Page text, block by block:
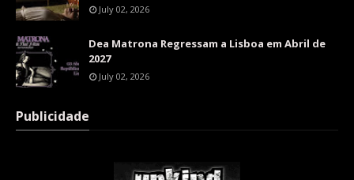
July 02, 2026
Dea Matrona Regressam a Lisboa em Abril de
2027
July 02, 2026
Publicidade